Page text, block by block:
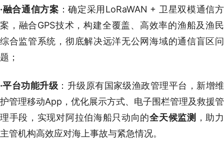
·融合通信方案 ：确定采用LoRaWAN + 卫星双模通信方
案，融合GPS技术，构建全覆盖、高效率的渔船及渔民
综合监管系统，彻底解决远洋无公网海域的通信盲区问
题；
·平台功能升级 ：升级原有国家级渔政管理平台，新增维
护管理移动App，优化展示方式、电子围栏管理及救援管
理手段，实现对阿拉伯海船只动向的全天候监测 ，助力
主管机构高效应对海上事故与紧急情况。